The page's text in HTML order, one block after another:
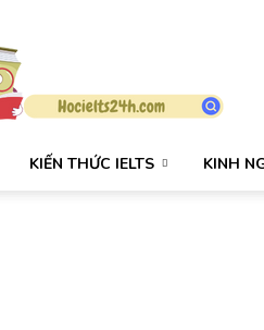
KIẾN THỨC IELTS KINH